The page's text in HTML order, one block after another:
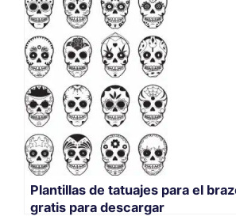
Plantillas de tatuajes para el
gratis para descargar